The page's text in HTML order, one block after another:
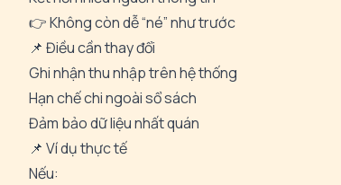
👉 Không còn dễ “né” như trước
📌 Điều cần thay đổi
Ghi nhận thu nhập trên hệ thống
Hạn chế chi ngoài sổ sách
Đảm bảo dữ liệu nhất quán
📌 Ví dụ thực tế
Nếu: